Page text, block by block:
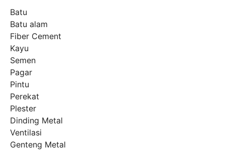
Batu
Batu alam
Fiber Cement
Kayu
Semen
Pagar
Pintu
Perekat
Plester
Dinding Metal
Ventilasi
Genteng Metal